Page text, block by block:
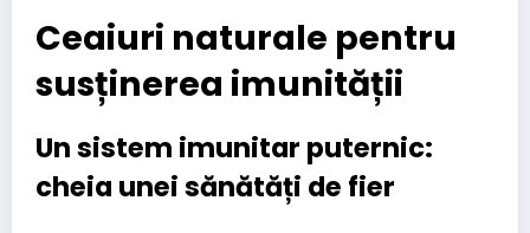
Ceaiuri naturale pentru
susținerea imunității
Un sistem imunitar puternic:
cheia unei sănătăți de fier